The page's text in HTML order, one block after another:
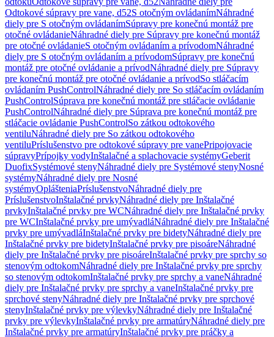
Odtokové súpravy pre vane, d52S otočným ovládanímNáhradné
diely pre S otočným ovládanímSúpravy pre konečnú montáž pre
otočné ovládanieNáhradné diely pre Súpravy pre konečnú montáž
pre otočné ovládanieS otočným ovládaním a prívodomNáhradné
diely pre S otočným ovládaním a prívodomSúpravy pre konečnú
montáž pre otočné ovládanie a prívodNáhradné diely pre Súpravy
pre konečnú montáž pre otočné ovládanie a prívodSo stláčacím
ovládaním PushControlNáhradné diely pre So stláčacím ovládaním
PushControlSúprava pre konečnú montáž pre stláčacie ovládanie
PushControlNáhradné diely pre Súprava pre konečnú montáž pre
stláčacie ovládanie PushControlSo zátkou odtokového
ventiluNáhradné diely pre So zátkou odtokového
ventiluPríslušenstvo pre odtokové súpravy pre vanePripojovacie
súpravyPrípojky vodyInštalačné a splachovacie systémyGeberit
DuofixSystémové stenyNáhradné diely pre Systémové stenyNosné
systémyNáhradné diely pre Nosné
systémyOplášteniaPríslušenstvoNáhradné diely pre
PríslušenstvoInštalačné prvkyNáhradné diely pre Inštalačné
prvkyInštalačné prvky pre WCNáhradné diely pre Inštalačné prvky
pre WCInštalačné prvky pre umývadláNáhradné diely pre Inštalačné
prvky pre umývadláInštalačné prvky pre bidetyNáhradné diely pre
Inštalačné prvky pre bidetyInštalačné prvky pre pisoáreNáhradné
diely pre Inštalačné prvky pre pisoáreInštalačné prvky pre sprchy so
stenovým odtokomNáhradné diely pre Inštalačné prvky pre sprchy
so stenovým odtokomInštalačné prvky pre sprchy a vaneNáhradné
diely pre Inštalačné prvky pre sprchy a vaneInštalačné prvky pre
sprchové stenyNáhradné diely pre Inštalačné prvky pre sprchové
stenyInštalačné prvky pre výlevkyNáhradné diely pre Inštalačné
prvky pre výlevkyInštalačné prvky pre armatúryNáhradné diely pre
Inštalačné prvky pre armatúryInštalačné prvky pre práčky a